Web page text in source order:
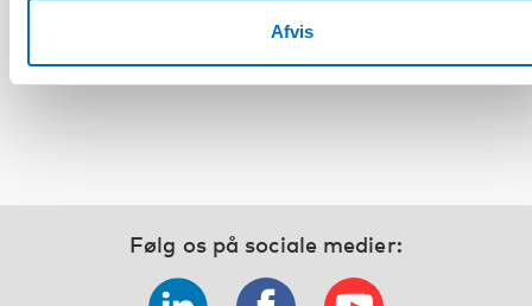
Afvis
Web-seminar: Working Life, Alcohol, and
Labour Market Integration – A Nordic Insight
Følg os på sociale medier: